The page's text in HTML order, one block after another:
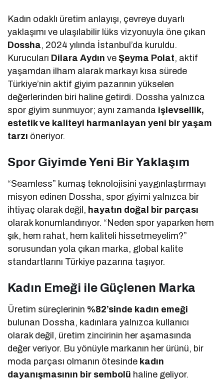
Kadın odaklı üretim anlayışı, çevreye duyarlı
yaklaşımı ve ulaşılabilir lüks vizyonuyla öne çıkan
Dossha, 2024 yılında İstanbul’da kuruldu.
Kurucuları Dilara Aydın veŞeyma Polat, aktif
yaşamdan ilham alarak markayı kısa sürede
Türkiye’nin aktif giyim pazarının yükselen
değerlerinden biri haline getirdi. Dossha yalnızca
spor giyim sunmuyor; aynı zamanda işlevsellik,
estetik ve kaliteyi harmanlayan yeni bir yaşam
tarzı öneriyor.
Spor Giyimde Yeni Bir Yaklaşım
“Seamless” kumaş teknolojisini yaygınlaştırmayı
misyon edinen Dossha, spor giyimi yalnızca bir
ihtiyaç olarak değil, hayatın doğal bir parçası
olarak konumlandırıyor. “Neden spor yaparken hem
şık, hem rahat, hem kaliteli hissetmeyelim?”
sorusundan yola çıkan marka, global kalite
standartlarını Türkiye pazarına taşıyor.
Kadın Emeği ile Güçlenen Marka
Üretim süreçlerinin %82’sinde kadın emeği
bulunan Dossha, kadınlara yalnızca kullanıcı
olarak değil, üretim zincirinin her aşamasında
değer veriyor. Bu yönüyle markanın her ürünü, bir
moda parçası olmanın ötesinde kadın
dayanışmasının bir sembolü haline geliyor.